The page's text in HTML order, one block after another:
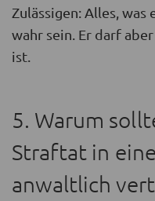
Zulässigen: Alles,
wahr sein. Er darf
ist.
5. Warum
Straftat in
anwaltlich